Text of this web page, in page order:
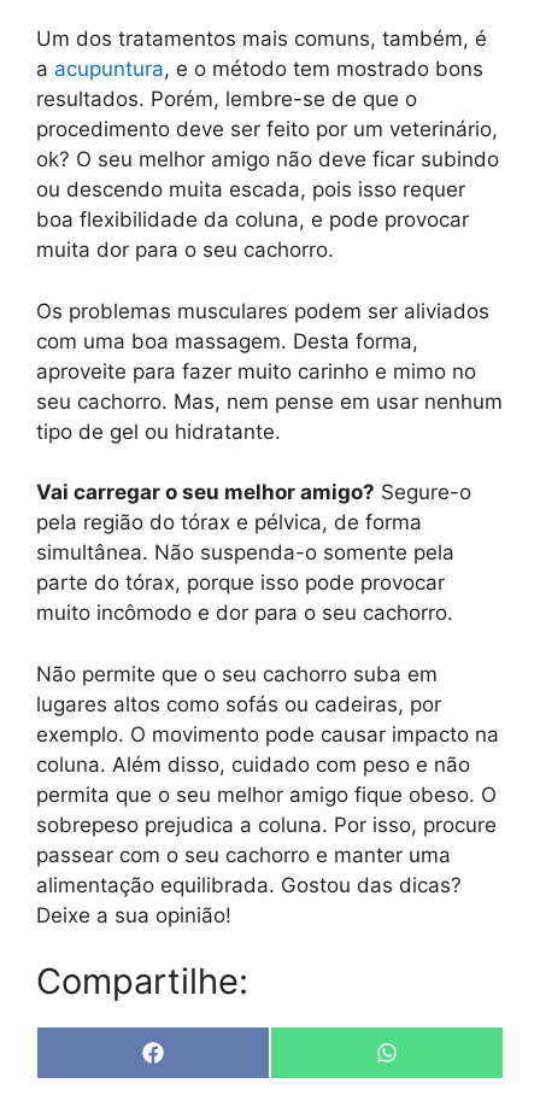
Um dos tratamentos mais comuns, também, é
a acupuntura, e o método tem mostrado bons
resultados. Porém, lembre­-se de que o
procedimento deve ser feito por um veterinário,
ok? O seu melhor amigo não deve ficar subindo
ou descendo muita escada, pois isso requer
boa flexibilidade da coluna, e pode provocar
muita dor para o seu cachorro.
Os problemas musculares podem ser aliviados
com uma boa massagem. Desta forma,
aproveite para fazer muito carinho e mimo no
seu cachorro. Mas, nem pense em usar nenhum
tipo de gel ou hidratante.
Vai carregar o seu melhor amigo? Segure-­o
pela região do tórax e pélvica, de forma
simultânea. Não suspenda-­o somente pela
parte do tórax, porque isso pode provocar
muito incômodo e dor para o seu cachorro.
Não permite que o seu cachorro suba em
lugares altos como sofás ou cadeiras, por
exemplo. O movimento pode causar impacto na
coluna. Além disso, cuidado com peso e não
permita que o seu melhor amigo fique obeso. O
sobrepeso prejudica a coluna. Por isso, procure
passear com o seu cachorro e manter uma
alimentação equilibrada. Gostou das dicas?
Deixe a sua opinião!
Compartilhe:
Share
on
F
a
Share
on
W
h